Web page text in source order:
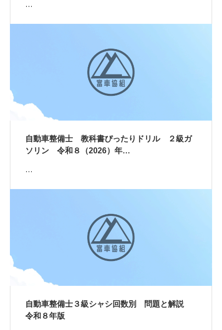
…
自動車整備士 教科書ぴったりドリル ２級ガ
ソリン 令和８（2026）年…
…
自動車整備士３級シャシ回数別 問題と解説
令和８年版